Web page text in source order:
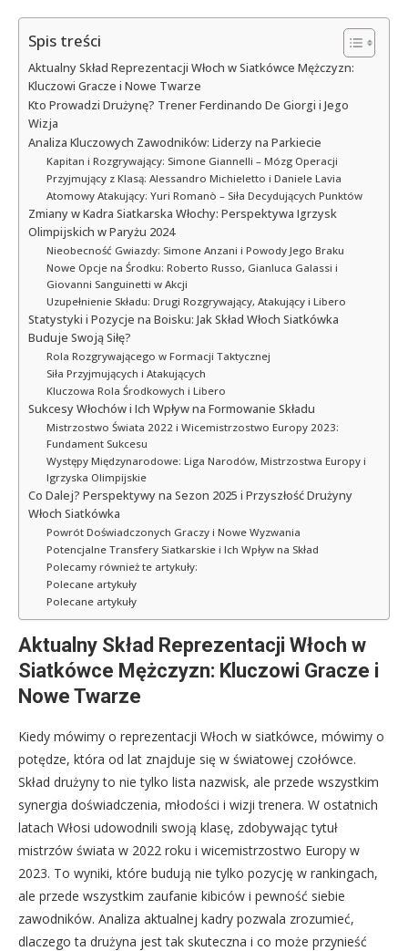
Spis treści
Aktualny Skład Reprezentacji Włoch w Siatkówce Mężczyzn:
Kluczowi Gracze i Nowe Twarze
Kto Prowadzi Drużynę? Trener Ferdinando De Giorgi i Jego
Wizja
Analiza Kluczowych Zawodników: Liderzy na Parkiecie
Kapitan i Rozgrywający: Simone Giannelli – Mózg Operacji
Przyjmujący z Klasą: Alessandro Michieletto i Daniele Lavia
Atomowy Atakujący: Yuri Romanò – Siła Decydujących Punktów
Zmiany w Kadra Siatkarska Włochy: Perspektywa Igrzysk
Olimpijskich w Paryżu 2024
Nieobecność Gwiazdy: Simone Anzani i Powody Jego Braku
Nowe Opcje na Środku: Roberto Russo, Gianluca Galassi i
Giovanni Sanguinetti w Akcji
Uzupełnienie Składu: Drugi Rozgrywający, Atakujący i Libero
Statystyki i Pozycje na Boisku: Jak Skład Włoch Siatkówka
Buduje Swoją Siłę?
Rola Rozgrywającego w Formacji Taktycznej
Siła Przyjmujących i Atakujących
Kluczowa Rola Środkowych i Libero
Sukcesy Włochów i Ich Wpływ na Formowanie Składu
Mistrzostwo Świata 2022 i Wicemistrzostwo Europy 2023:
Fundament Sukcesu
Występy Międzynarodowe: Liga Narodów, Mistrzostwa Europy i
Igrzyska Olimpijskie
Co Dalej? Perspektywy na Sezon 2025 i Przyszłość Drużyny
Włoch Siatkówka
Powrót Doświadczonych Graczy i Nowe Wyzwania
Potencjalne Transfery Siatkarskie i Ich Wpływ na Skład
Polecamy również te artykuły:
Polecane artykuły
Polecane artykuły
Aktualny Skład Reprezentacji Włoch w
Siatkówce Mężczyzn: Kluczowi Gracze i
Nowe Twarze
Kiedy mówimy o reprezentacji Włoch w siatkówce, mówimy o
potędze, która od lat znajduje się w światowej czołówce.
Skład drużyny to nie tylko lista nazwisk, ale przede wszystkim
synergia doświadczenia, młodości i wizji trenera. W ostatnich
latach Włosi udowodnili swoją klasę, zdobywając tytuł
mistrzów świata w 2022 roku i wicemistrzostwo Europy w
2023. To wyniki, które budują nie tylko pozycję w rankingach,
ale przede wszystkim zaufanie kibiców i pewność siebie
zawodników. Analiza aktualnej kadry pozwala zrozumieć,
dlaczego ta drużyna jest tak skuteczna i co może przynieść